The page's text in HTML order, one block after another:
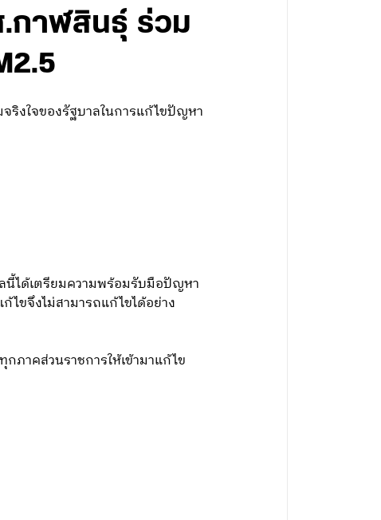
.กาฬสินธุ์ ร่วม
ริงใจของรัฐบาลในการแก้ไขปัญหา
ได้เตรียมความพร้อมรับมือปัญหา
ขจึงไม่สามารถแก้ไขได้อย่าง
าคส่วนราชการให้เข้ามาแก้ไข